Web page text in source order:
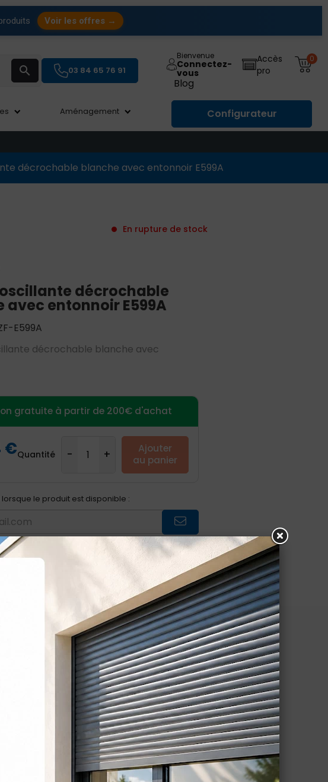
Voir les offres →
 03 84 65 76 91
Bienvenue
Connectez-
vous
0
Accès
pro
Blog
Aménagement Configurateur
décrochable blanche avec entonnoir E599A
décrochable
avec entonnoir E599A
E599A
décrochable blanche avec
gratuite à partir de 200€ d'achat
€Quantité
Ajouter
au panier
En rupture de stock
le produit est disponible :
Modes de livraison